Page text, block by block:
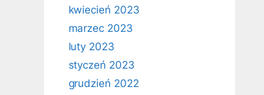
kwiecień 2023
marzec 2023
luty 2023
styczeń 2023
grudzień 2022